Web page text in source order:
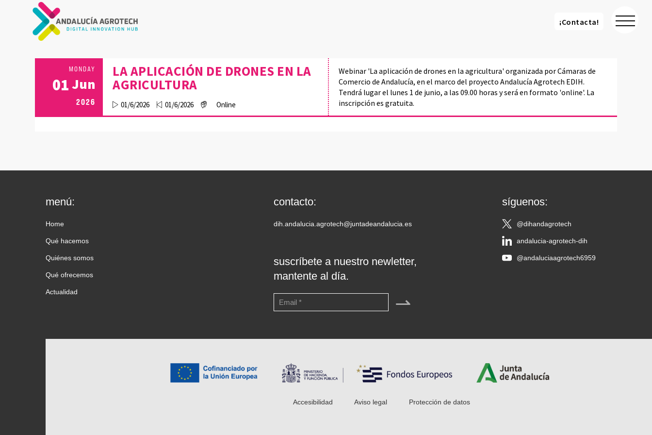
¡Contacta!
MONDAY
01Jun
2026
LA APLICACIÓN DE DRONES EN LA
AGRICULTURA
01/6/2026 01/6/2026 Online
Webinar 'La aplicación de drones en la agricultura' organizada por Cámaras de
Comercio de Andalucía, en el marco del proyecto Andalucía Agrotech EDIH.
Tendrá lugar el lunes 1 de junio, a las 09.00 horas y será en formato 'online'. La
inscripción es gratuita.
menú:
Home
Qué hacemos
Quiénes somos
Qué ofrecemos
Actualidad
contacto:
dih.andalucia.agrotech@juntadeandalucia.es
suscríbete a nuestro newletter,
mantente al día.
⇀
síguenos:
@dihandagrotech
andalucia-agrotech-dih
@andaluciaagrotech6959
Accesibilidad Aviso legal Protección de datos